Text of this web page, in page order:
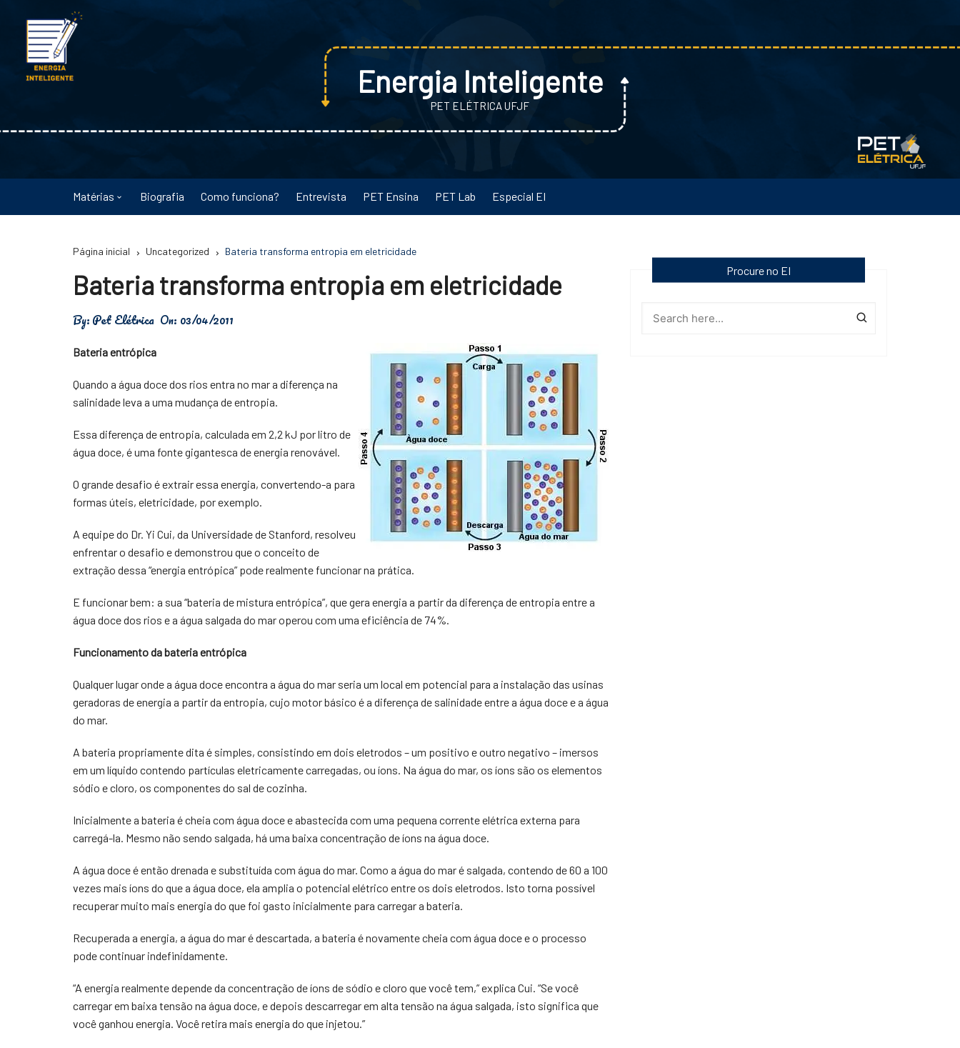
conteúdo
Energia Inteligente
PET ELÉTRICA UFJF
Matérias
Energia
Física
Meio Ambiente
Tecnologia
Biografia Como funciona? Entrevista PET Ensina PET Lab Especial EI
Página inicial Uncategorized Bateria transforma entropia em eletricidade
Bateria transforma entropia em eletricidade
By:Pet Elétrica On: 03/04/2011
Bateria entrópica
Quando a água doce dos rios entra no mar a diferença na
salinidade leva a uma mudança de entropia.
Essa diferença de entropia, calculada em 2,2 kJ por litro de
água doce, é uma fonte gigantesca de energia renovável.
O grande desafio é extrair essa energia, convertendo-a para
formas úteis, eletricidade, por exemplo.
A equipe do Dr. Yi Cui, da Universidade de Stanford, resolveu
enfrentar o desafio e demonstrou que o conceito de
extração dessa “energia entrópica” pode realmente funcionar na prática.
E funcionar bem: a sua “bateria de mistura entrópica”, que gera energia a partir da diferença de entropia entre a
água doce dos rios e a água salgada do mar operou com uma eficiência de 74%.
Funcionamento da bateria entrópica
Qualquer lugar onde a água doce encontra a água do mar seria um local em potencial para a instalação das usinas
geradoras de energia a partir da entropia, cujo motor básico é a diferença de salinidade entre a água doce e a água
do mar.
A bateria propriamente dita é simples, consistindo em dois eletrodos – um positivo e outro negativo – imersos
em um líquido contendo partículas eletricamente carregadas, ou íons. Na água do mar, os íons são os elementos
sódio e cloro, os componentes do sal de cozinha.
Inicialmente a bateria é cheia com água doce e abastecida com uma pequena corrente elétrica externa para
carregá-la. Mesmo não sendo salgada, há uma baixa concentração de íons na água doce.
A água doce é então drenada e substituída com água do mar. Como a água do mar é salgada, contendo de 60 a 100
vezes mais íons do que a água doce, ela amplia o potencial elétrico entre os dois eletrodos. Isto torna possível
recuperar muito mais energia do que foi gasto inicialmente para carregar a bateria.
Recuperada a energia, a água do mar é descartada, a bateria é novamente cheia com água doce e o processo
pode continuar indefinidamente.
“A energia realmente depende da concentração de íons de sódio e cloro que você tem,” explica Cui. “Se você
carregar em baixa tensão na água doce, e depois descarregar em alta tensão na água salgada, isto significa que
você ganhou energia. Você retira mais energia do que injetou.”
Procure no EI